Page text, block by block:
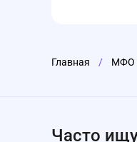
Главная / МФО
Часто